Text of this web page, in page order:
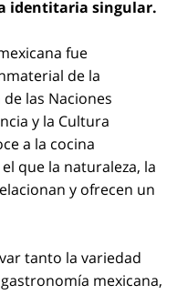
identitaria singular.
fue
de la
las Naciones
y la Cultura
a la cocina
que la naturaleza, la
y ofrecen un
tanto la variedad
mexicana,